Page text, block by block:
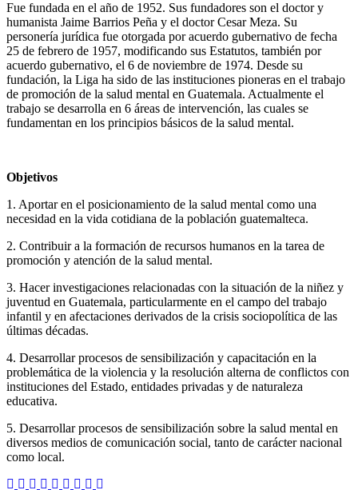
Fue fundada en el año de 1952. Sus fundadores son el doctor y
humanista Jaime Barrios Peña y el doctor Cesar Meza. Su
personería jurídica fue otorgada por acuerdo gubernativo de fecha
25 de febrero de 1957, modificando sus Estatutos, también por
acuerdo gubernativo, el 6 de noviembre de 1974. Desde su
fundación, la Liga ha sido de las instituciones pioneras en el trabajo
de promoción de la salud mental en Guatemala. Actualmente el
trabajo se desarrolla en 6 áreas de intervención, las cuales se
fundamentan en los principios básicos de la salud mental.
Objetivos
1. Aportar en el posicionamiento de la salud mental como una
necesidad en la vida cotidiana de la población guatemalteca.
2. Contribuir a la formación de recursos humanos en la tarea de
promoción y atención de la salud mental.
3. Hacer investigaciones relacionadas con la situación de la niñez y
juventud en Guatemala, particularmente en el campo del trabajo
infantil y en afectaciones derivados de la crisis sociopolítica de las
últimas décadas.
4. Desarrollar procesos de sensibilización y capacitación en la
problemática de la violencia y la resolución alterna de conflictos con
instituciones del Estado, entidades privadas y de naturaleza
educativa.
5. Desarrollar procesos de sensibilización sobre la salud mental en
diversos medios de comunicación social, tanto de carácter nacional
como local.